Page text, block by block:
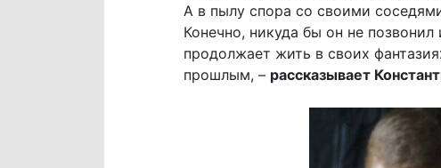
А в пылу спора со своими
Конечно, никуда бы он не
продолжает жить в своих
прошлым, – рассказывает